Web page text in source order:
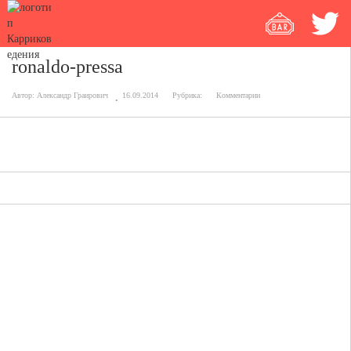
ronaldo-pressa
Автор: Александр Граирович 16.09.2014 Рубрика: Комментарии